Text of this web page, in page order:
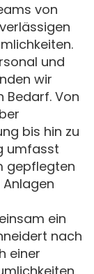
von
und
wir
Bedarf. Von
bis hin zu
umfasst
gepflegten
ein
nach
einer